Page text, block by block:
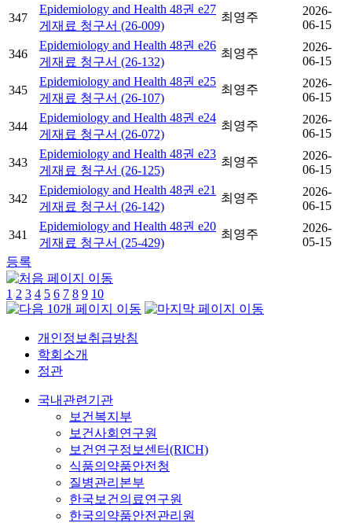
347
Epidemiology and Health 48권 e27
게재료 청구서 (26-009)
최영주
2026-
06-15
346
Epidemiology and Health 48권 e26
게재료 청구서 (26-132)
최영주
2026-
06-15
345
Epidemiology and Health 48권 e25
게재료 청구서 (26-107)
최영주
2026-
06-15
344
Epidemiology and Health 48권 e24
게재료 청구서 (26-072)
최영주
2026-
06-15
343
Epidemiology and Health 48권 e23
게재료 청구서 (26-125)
최영주
2026-
06-15
342
Epidemiology and Health 48권 e21
게재료 청구서 (26-142)
최영주
2026-
06-15
341
Epidemiology and Health 48권 e20
게재료 청구서 (25-429)
최영주
2026-
05-15
등록
1 2 3 4 5 6 7 8 9 10
개인정보취급방침
학회소개
정관
국내관련기관
보건복지부
보건사회연구원
보건연구정보센터(RICH)
식품의약품안전청
질병관리본부
한국보건의료연구원
한국의약품안전관리원